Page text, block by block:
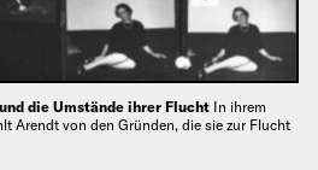
die Umstände ihrer Flucht In ihrem
Arendt von den Gründen, die sie zur Flucht